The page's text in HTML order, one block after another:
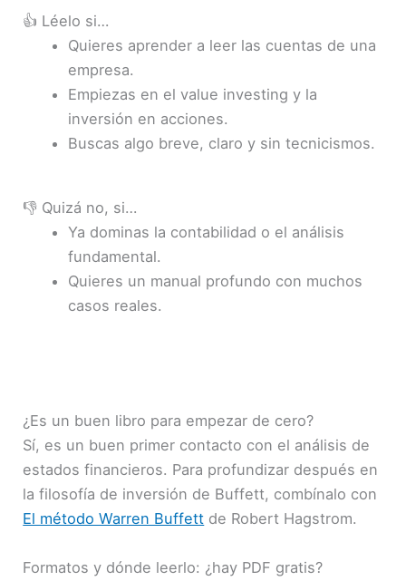
👍 Léelo si…
Quieres aprender a leer las cuentas de una
empresa.
Empiezas en el value investing y la
inversión en acciones.
Buscas algo breve, claro y sin tecnicismos.
👎 Quizá no, si…
Ya dominas la contabilidad o el análisis
fundamental.
Quieres un manual profundo con muchos
casos reales.
¿Es un buen libro para empezar de cero?
Sí, es un buen primer contacto con el análisis de
estados financieros. Para profundizar después en
la filosofía de inversión de Buffett, combínalo con
El método Warren Buffett de Robert Hagstrom.
Formatos y dónde leerlo: ¿hay PDF gratis?